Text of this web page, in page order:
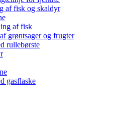
af fisk og skaldyr
af fisk
grøntsager og frugter
rullebørste
gasflaske